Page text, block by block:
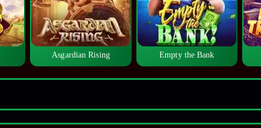
Asgardian Rising Empty the Bank